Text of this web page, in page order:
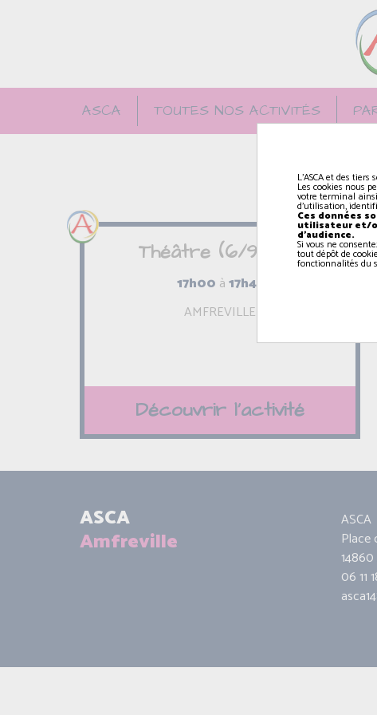
ASCA TOUTES NOS ACTIVITÉS
Théâtre (6/9 ans)
17h00 à17h45
AMFREVILLE
Découvrir l'activité
ASCA
Amfreville
ASCA
06 11
L'ASCA et des
Les cookies nous
votre terminal
d'utilisation,
Ces données
utilisateur et/
d'audience.
Si vous ne
tout dépôt de
fonctionnalités du